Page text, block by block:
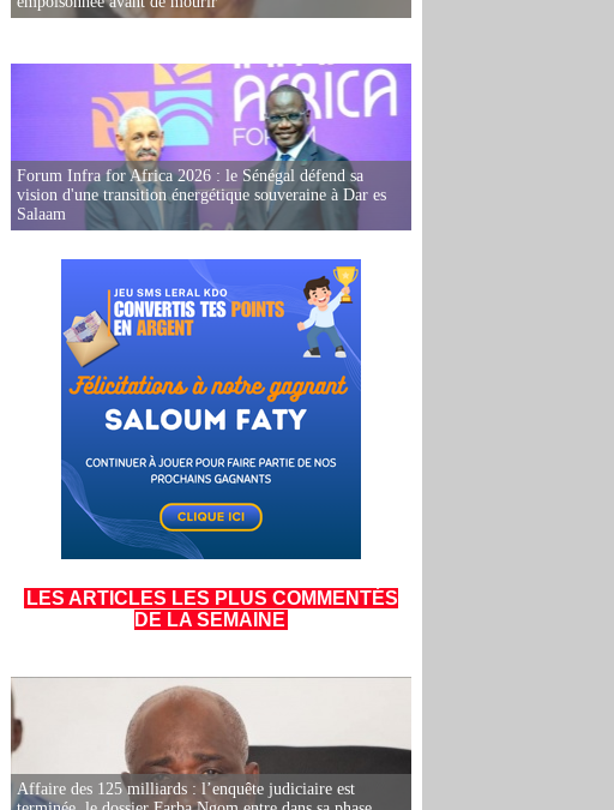
Forum Infra for Africa 2026 : le Sénégal défend sa
vision d'une transition énergétique souveraine à Dar es
Salaam
LES ARTICLES LES PLUS COMMENTÉS
DE LA SEMAINE
Affaire des 125 milliards : l’enquête judiciaire est